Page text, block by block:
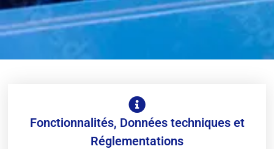
Fonctionnalités, Données techniques et
Réglementations